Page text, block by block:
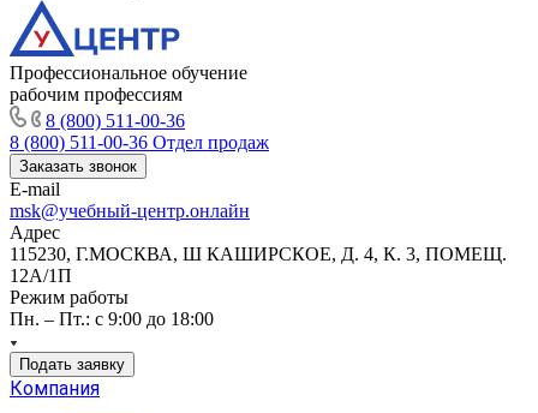
Профессиональное обучение
рабочим профессиям
8 (800) 511-00-36
8 (800) 511-00-36 Отдел продаж
Заказать звонок
E-mail
msk@учебный-центр.онлайн
Адрес
115230, Г.МОСКВА, Ш КАШИРСКОЕ, Д. 4, К. 3, ПОМЕЩ.
12А/1П
Режим работы
Пн. – Пт.: с 9:00 до 18:00
Подать заявку
Компания